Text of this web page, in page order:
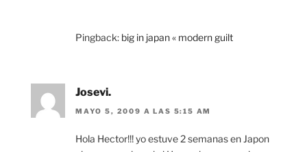
Pingback: big in japan « modern guilt
Josevi.
MAYO 5, 2009 A LAS 5:15 AM
Hola Hector!!! yo estuve 2 semanas en Japon